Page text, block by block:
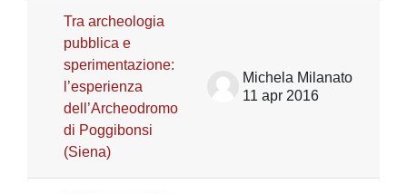
Tra archeologia
pubblica e
sperimentazione:
l’esperienza
dell’Archeodromo
di Poggibonsi
(Siena)
Michela Milanato
11 apr 2016